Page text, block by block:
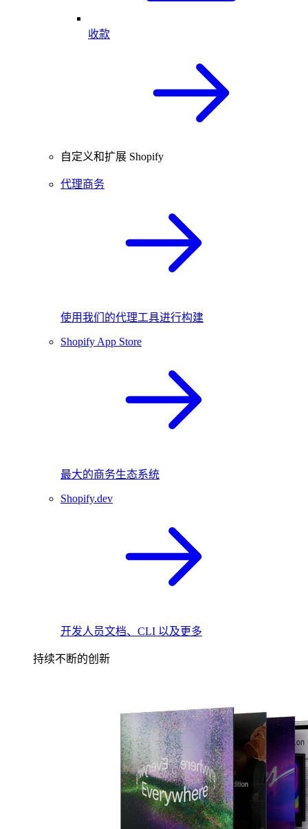
收款
自定义和扩展 Shopify
代理商务
使用我们的代理工具进行构建
Shopify App Store
最大的商务生态系统
Shopify.dev
开发人员文档、CLI 以及更多
持续不断的创新